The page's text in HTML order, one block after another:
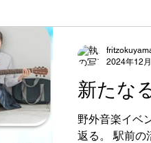
新たな
野外音楽イベ
返る。 駅前の
2024年12